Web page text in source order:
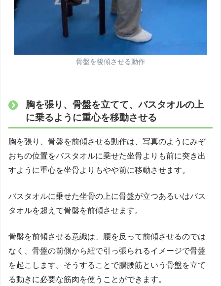
骨盤を後傾させる動作
胸を張り、骨盤を立てて、バスタオルの上
に乗るように重心を移動させる
胸を張り、骨盤を前傾させる動作は、写真のようにみぞ
おちの位置をバスタオルに乗せた坐骨よりも前に突き出
すように重心を坐骨よりもやや前に移動させます。
バスタオルに乗せた坐骨の上に骨盤が立つあるいはバス
タオルを超えて骨盤を前傾させます。
骨盤を前傾させる意識は、腰を反って前傾させるのでは
なく、骨盤の前側から紐で引っ張られるイメージで骨盤
を起こします。そうすることで腸腰筋という骨盤を立て
る動きに必要な筋肉を使うことができます。